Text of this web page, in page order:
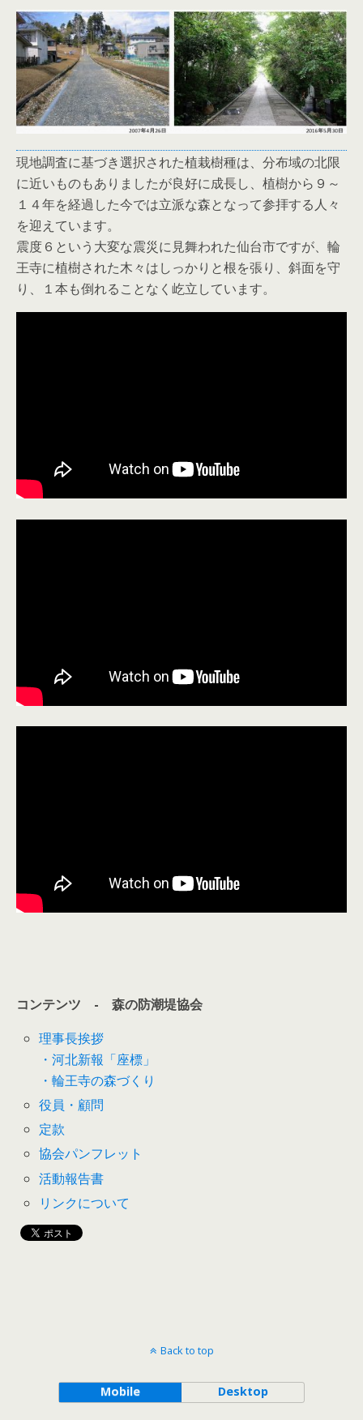
現地調査に基づき選択された植栽樹種は、分布域の北限
に近いものもありましたが良好に成長し、植樹から９～
１４年を経過した今では立派な森となって参拝する人々
を迎えています。
震度６という大変な震災に見舞われた仙台市ですが、輪
王寺に植樹された木々はしっかりと根を張り、斜面を守
り、１本も倒れることなく屹立しています。
コンテンツ - 森の防潮堤協会
理事長挨拶
・河北新報「座標」
・輪王寺の森づくり
役員・顧問
定款
協会パンフレット
活動報告書
リンクについて
Back to top
Mobile Desktop